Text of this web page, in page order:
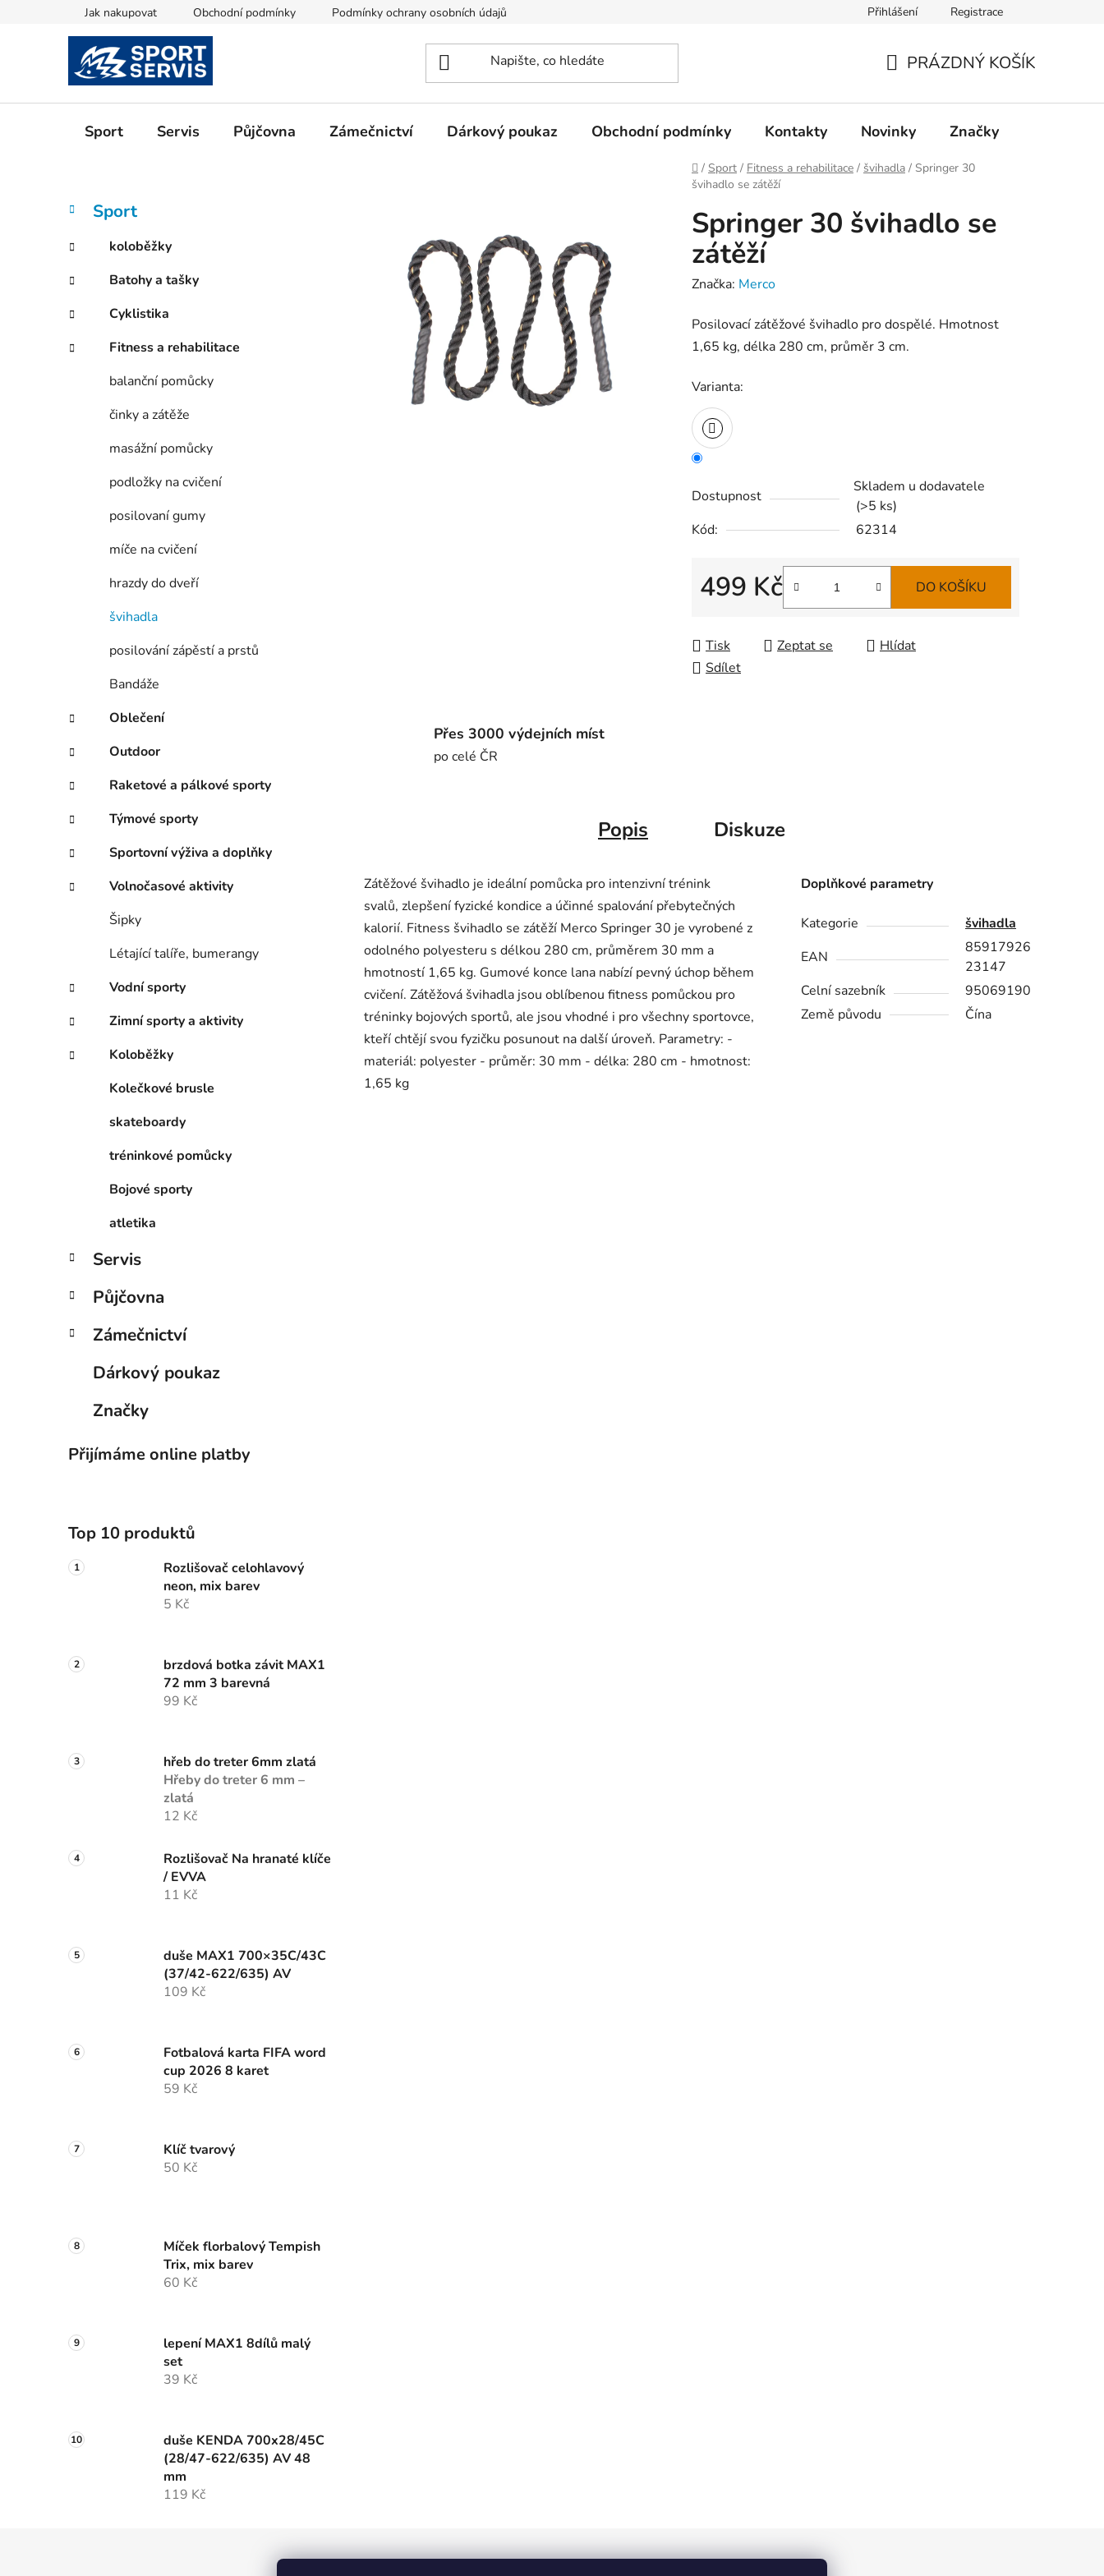
Jak nakupovat Obchodní podmínky Podmínky ochrany osobních údajů Přihlášení Registrace
KOŠÍK
PRÁZDNÝ KOŠÍK
Sport Servis Půjčovna Zámečnictví Dárkový poukaz Obchodní podmínky Kontakty Novinky Značky
Domů
/ Sport / Fitness a rehabilitace / švihadla / Springer 30
švihadlo se zátěží
P
s
r
a
n
Přeskočit
kategorie
K
a
e
g
o
r
e
Sport
koloběžky
Batohy a tašky
Cyklistika
Fitness a rehabilitace
balanční pomůcky
činky a zátěže
masážní pomůcky
podložky na cvičení
posilovaní gumy
míče na cvičení
hrazdy do dveří
švihadla
posilování zápěstí a prstů
Bandáže
Oblečení
Outdoor
Raketové a pálkové sporty
Týmové sporty
Sportovní výživa a doplňky
Volnočasové aktivity
Šipky
Létající talíře, bumerangy
Vodní sporty
Zimní sporty a aktivity
Koloběžky
Kolečkové brusle
skateboardy
tréninkové pomůcky
Bojové sporty
atletika
Servis
Půjčovna
Zámečnictví
Dárkový poukaz
Značky
Přijímáme online platby
Top 10 produktů
Rozlišovač celohlavový
neon, mix barev
5 Kč
brzdová botka závit MAX1
72 mm 3 barevná
99 Kč
hřeb do treter 6mm zlatá
Hřeby do treter 6 mm –
zlatá
12 Kč
Rozlišovač Na hranaté klíče
/ EVVA
11 Kč
duše MAX1 700×35C/43C
(37/42-622/635) AV
109 Kč
Fotbalová karta FIFA word
cup 2026 8 karet
59 Kč
Klíč tvarový
50 Kč
Míček florbalový Tempish
Trix, mix barev
60 Kč
lepení MAX1 8dílů malý
set
39 Kč
duše KENDA 700x28/45C
(28/47-622/635) AV 48
mm
119 Kč
Springer 30 švihadlo se
zátěží
Značka: Merco
Posilovací zátěžové švihadlo pro dospělé. Hmotnost
1,65 kg, délka 280 cm, průměr 3 cm.
Varianta:
Dostupnost
Skladem u dodavatele
(>5 ks)
Kód:
62314
499 Kč DO KOŠÍKU
Tisk Zeptat se
Hlídat
Sdílet
Přes 3000 výdejních míst
po celé ČR
Popis Diskuze
Zátěžové švihadlo je ideální pomůcka pro intenzivní trénink
svalů, zlepšení fyzické kondice a účinné spalování přebytečných
kalorií. Fitness švihadlo se zátěží Merco Springer 30 je vyrobené z
odolného polyesteru s délkou 280 cm, průměrem 30 mm a
hmotností 1,65 kg. Gumové konce lana nabízí pevný úchop během
cvičení. Zátěžová švihadla jsou oblíbenou fitness pomůckou pro
tréninky bojových sportů, ale jsou vhodné i pro všechny sportovce,
kteří chtějí svou fyzičku posunout na další úroveň. Parametry: -
materiál: polyester - průměr: 30 mm - délka: 280 cm - hmotnost:
1,65 kg
Doplňkové parametry
Kategorie
švihadla
EAN
85917926
23147
Celní sazebník
95069190
Země původu
Čína